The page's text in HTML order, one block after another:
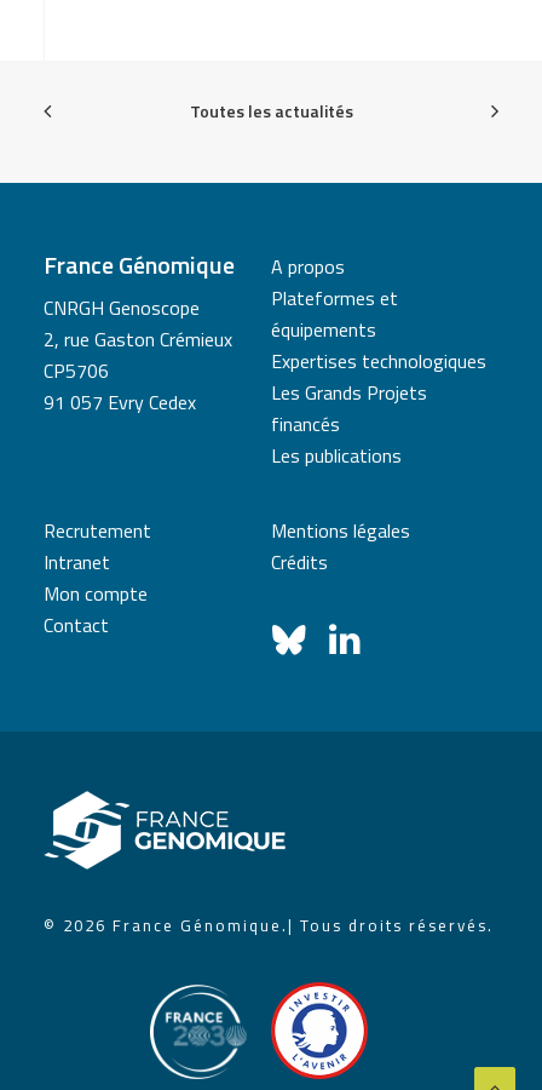
Toutes les actualités
France Génomique
CNRGH Genoscope
2, rue Gaston Crémieux
CP5706
91 057 Evry Cedex
A propos
Plateformes et
équipements
Expertises technologiques
Les Grands Projets
financés
Les publications
Recrutement
Intranet
Mon compte
Contact
Mentions légales
Crédits
© 2026 France Génomique.| Tous droits réservés.